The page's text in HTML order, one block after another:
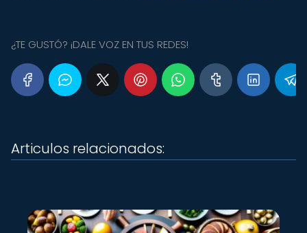
¿TE GUSTÓ? ¡DALE VOZ EN TUS REDES!
Articulos relacionados: